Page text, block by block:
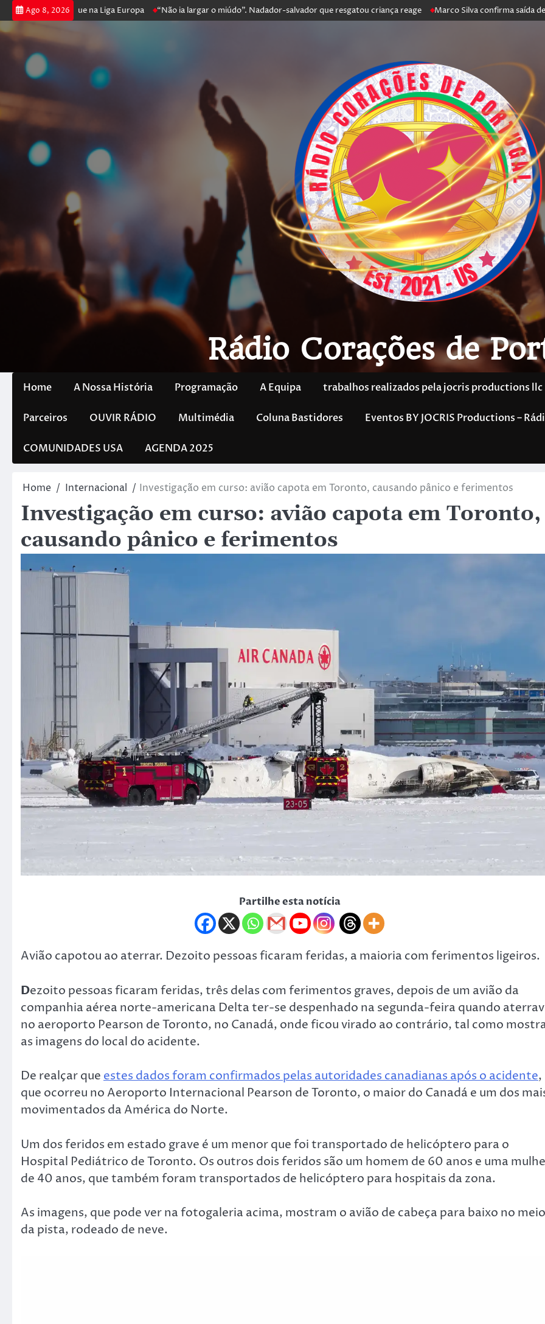
Ago 8, 2026
e prossegue na Liga Europa “Não ia largar o miúdo”. Nadador-salvador que resgatou criança reage Marco Silva confirma saída de
Rádio Corações de
Home A Nossa História Programação A Equipa trabalhos realizados pela jocris productions llc
Parceiros OUVIR RÁDIO Multimédia Coluna Bastidores Eventos BY JOCRIS Productions –
COMUNIDADES USA AGENDA 2025
Home Internacional Investigação em curso: avião capota em Toronto, causando pânico e ferimentos
Investigação em curso: avião capota em Toronto,
causando pânico e ferimentos
Partilhe esta notícia
Avião capotou ao aterrar. Dezoito pessoas ficaram feridas, a maioria com ferimentos ligeiros.
Dezoito pessoas ficaram feridas, três delas com ferimentos graves, depois de um avião da
companhia aérea norte-americana Delta ter-se despenhado na segunda-feira quando
no aeroporto Pearson de Toronto, no Canadá, onde ficou virado ao contrário, tal como
as imagens do local do acidente.
De realçar que estes dados foram confirmados pelas autoridades canadianas após o acidente,
que ocorreu no Aeroporto Internacional Pearson de Toronto, o maior do Canadá e um dos
movimentados da América do Norte.
Um dos feridos em estado grave é um menor que foi transportado de helicóptero para o
Hospital Pediátrico de Toronto. Os outros dois feridos são um homem de 60 anos e uma
de 40 anos, que também foram transportados de helicóptero para hospitais da zona.
As imagens, que pode ver na fotogaleria acima, mostram o avião de cabeça para baixo no meio
da pista, rodeado de neve.